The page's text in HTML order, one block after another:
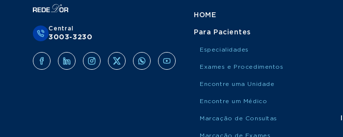
Central
3003-3230
HOME
Para Pacientes
Especialidades
Exames e Procedimentos
Encontre uma Unidade
Encontre um Médico
Marcação de Consultas
Marcação de Exames